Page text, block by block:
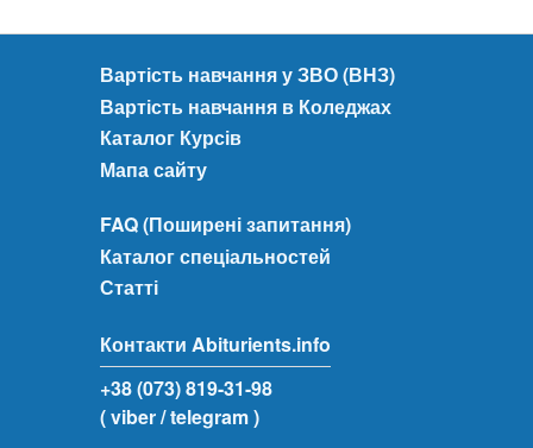
Вартість навчання у ЗВО (ВНЗ)
Вартість навчання в Коледжах
Каталог Курсів
Мапа сайту
FAQ (Поширені запитання)
Каталог спеціальностей
Статті
Контакти Abiturients.info
+38 (073) 819-31-98
( viber/ telegram )